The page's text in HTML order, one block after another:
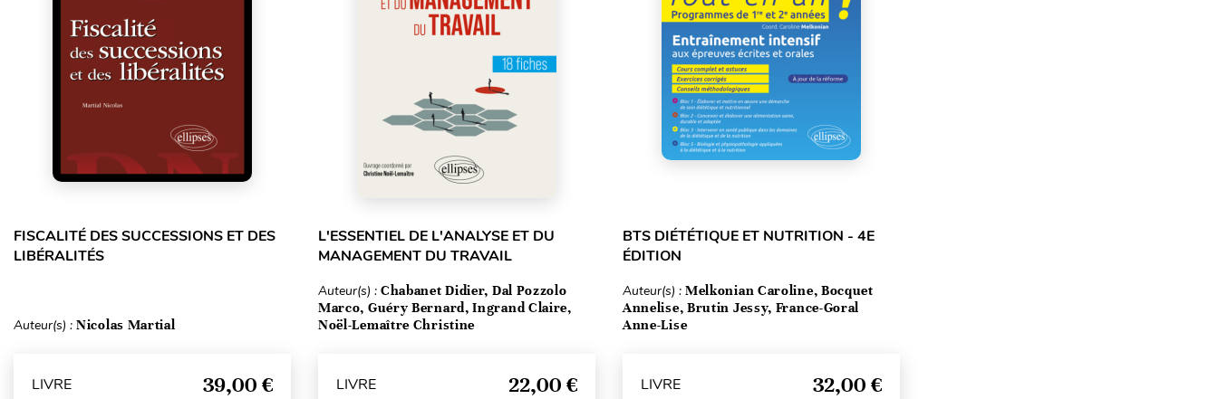
FISCALITÉ DES SUCCESSIONS ET DES
LIBÉRALITÉS
Auteur(s) : Nicolas Martial
LIVRE 39,00 €
L'ESSENTIEL DE L'ANALYSE ET DU
MANAGEMENT DU TRAVAIL
Auteur(s) : Chabanet Didier, Dal Pozzolo
Marco, Guéry Bernard, Ingrand Claire,
Noël-Lemaître Christine
LIVRE 22,00 €
BTS DIÉTÉTIQUE ET NUTRITION - 4E
ÉDITION
Auteur(s) : Melkonian Caroline, Bocquet
Annelise, Brutin Jessy, France-Goral
Anne-Lise
LIVRE 32,00 €